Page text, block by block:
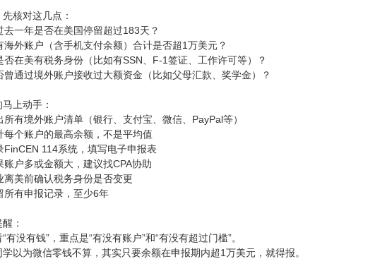
核对这几点：
去一年是否在美国停留超过183天？
海外账户（含手机支付余额）合计是否超1万美元？
否在美有税务身份（比如有SSN、F-1签证、工作许可等）？
曾通过境外账户接收过大额资金（比如父母汇款、奖学金）？
上动手：
所有境外账户清单（银行、支付宝、微信、PayPal等）
每个账户的最高余额，不是平均值
FinCEN 114系统，填写电子申报表
账户多或金额大，建议找CPA协助
离美前确认税务身份是否变更
所有申报记录，至少6年
：
有没有钱”，重点是“有没有账户”和“有没有超过门槛”。
学以为微信零钱不算，其实只要余额在申报期内超1万美元，就得报。